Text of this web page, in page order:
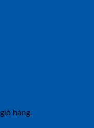
hàng.